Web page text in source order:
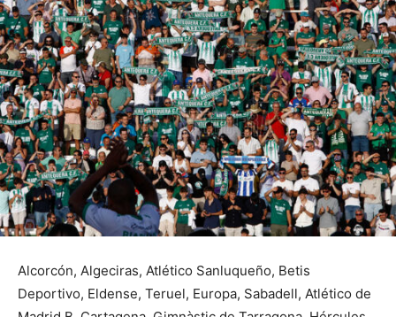
Alcorcón, Algeciras, Atlético Sanluqueño, Betis
Deportivo, Eldense, Teruel, Europa, Sabadell, Atlético de